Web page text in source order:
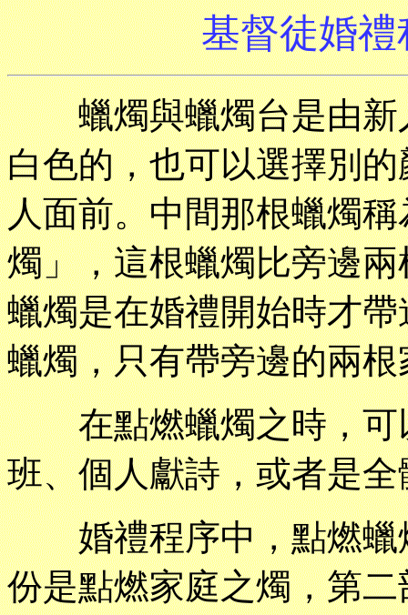
基督徒婚
蠟燭與蠟燭台是由新
白色的，也可以選擇別
人面前。中間那根蠟燭
燭」，這根蠟燭比旁邊
蠟燭是在婚禮開始時才
蠟燭，只有帶旁邊的兩
在點燃蠟燭之時，可
班、個人獻詩，或者是
婚禮程序中，點燃蠟
份是點燃家庭之燭，第